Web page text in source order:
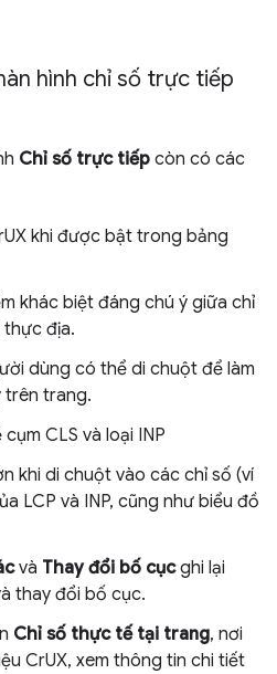
hình chỉ số trực tiếp
Chỉ số trực tiếp còn có các
khi được bật trong bảng
khác biệt đáng chú ý giữa chỉ
địa.
dùng có thể di chuột để làm
trên trang.
CLS và loại INP
khi di chuột vào các chỉ số (ví
LCP và INP, cũng như biểu đồ
và Thay đổi bố cụcghi lại
thay đổi bố cục.
Chỉ số thực tế tại trang, nơi
CrUX, xem thông tin chi tiết